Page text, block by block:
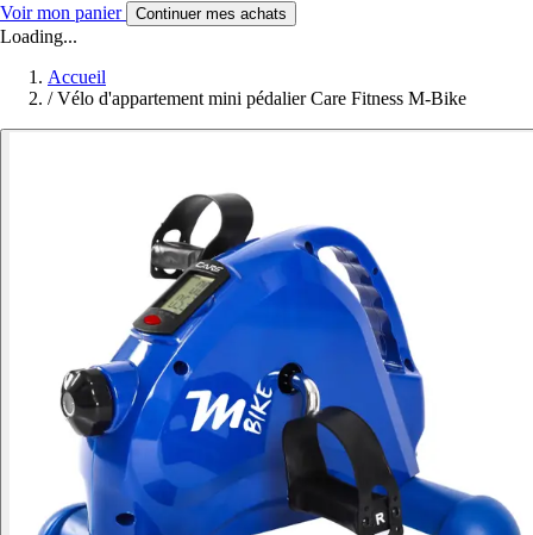
Voir mon panier Continuer mes achats
Loading...
Accueil
/ Vélo d'appartement mini pédalier Care Fitness M-Bike